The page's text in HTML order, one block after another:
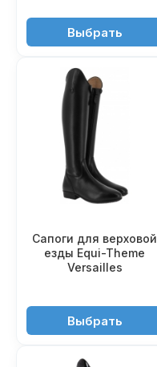
29'650 ₽Выбрать
Сапоги для верxовой
езды Equi-Theme
Versailles
22'550 ₽Выбрать